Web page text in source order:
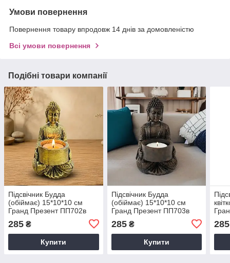
Умови повернення
Повернення товару впродовж 14 днів за домовленістю
Всі умови повернення
Подібні товари компанії
Підсвічник Будда
(обіймає) 15*10*10 см
Гранд Презент ПП702в
285 ₴
Купити
Підсвічник Будда
(обіймає) 15*10*10 см
Гранд Презент ПП703в
285₴
Купити
285